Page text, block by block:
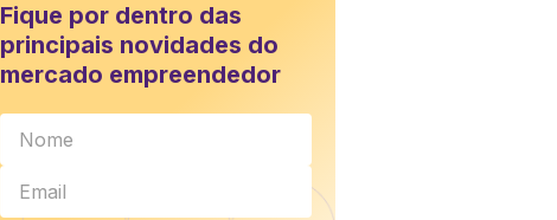
Fique por dentro das
principais novidades do
mercado empreendedor